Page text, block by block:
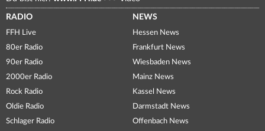
RADIO
FFH Live
80er Radio
90er Radio
2000er Radio
Rock Radio
Oldie Radio
Schlager Radio
NEWS
Hessen News
Frankfurt News
Wiesbaden News
Mainz News
Kassel News
Darmstadt News
Offenbach News